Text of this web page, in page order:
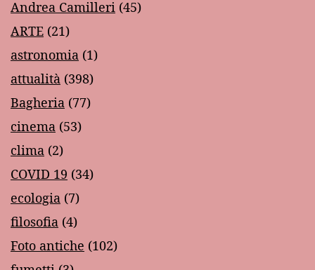
Andrea Camilleri (45)
ARTE (21)
astronomia (1)
attualità (398)
Bagheria (77)
cinema (53)
clima (2)
COVID 19 (34)
ecologia (7)
filosofia (4)
Foto antiche (102)